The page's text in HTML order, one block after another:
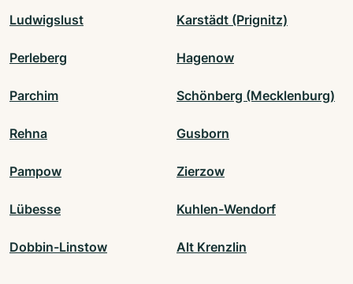
Ludwigslust Karstädt (Prignitz)
Perleberg Hagenow
Parchim Schönberg (Mecklenburg)
Rehna Gusborn
Pampow Zierzow
Lübesse Kuhlen-Wendorf
Dobbin-Linstow Alt Krenzlin